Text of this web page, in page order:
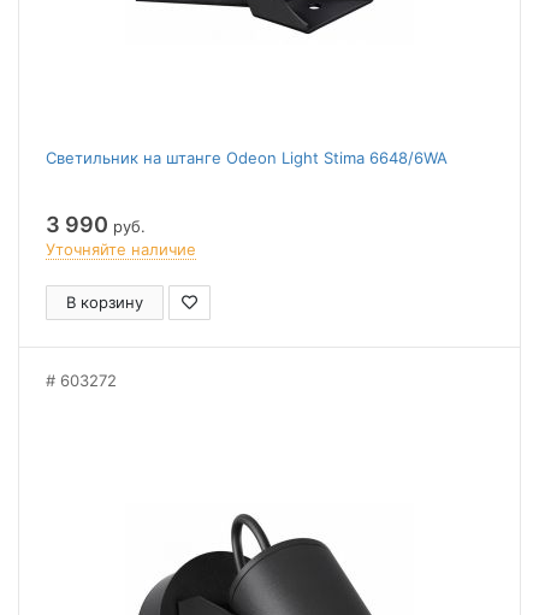
Светильник на штанге Odeon Light Stima 6648/6WA
3 990 руб.
Уточняйте наличие
В корзину
603272